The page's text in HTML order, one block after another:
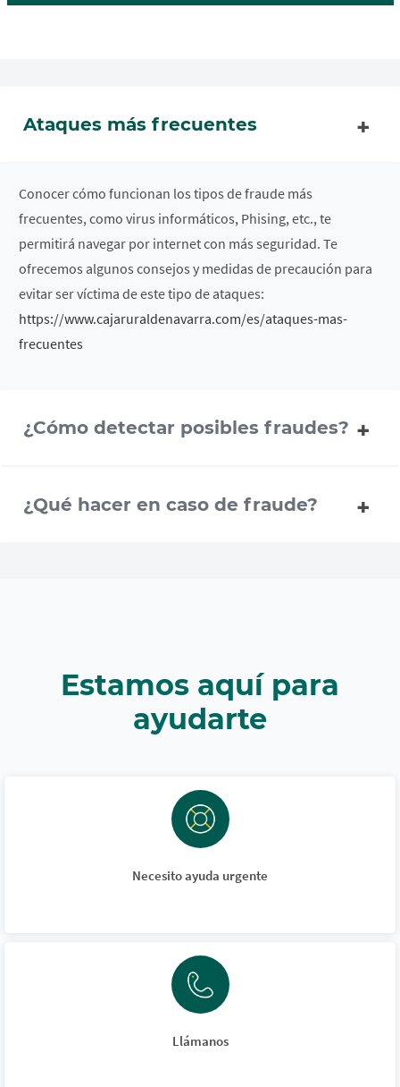
Ataques más frecuentes
Conocer cómo funcionan los tipos de fraude más
frecuentes, como virus informáticos, Phising, etc., te
permitirá navegar por internet con más seguridad. Te
ofrecemos algunos consejos y medidas de precaución para
evitar ser víctima de este tipo de ataques:
https://www.cajaruraldenavarra.com/es/ataques-mas-
frecuentes
¿Cómo detectar posibles fraudes?
¿Qué hacer en caso de fraude?
Estamos aquí para
ayudarte
Necesito ayuda urgente
Llámanos